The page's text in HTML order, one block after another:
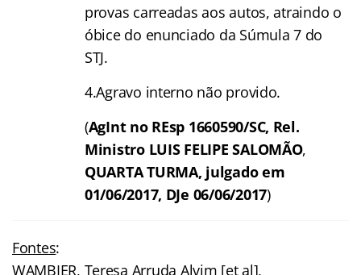
provas carreadas aos autos, atraindo o
óbice do enunciado da Súmula 7 do
STJ.
4.Agravo interno não provido.
(AgInt no REsp 1660590/SC, Rel.
Ministro LUIS FELIPE SALOMÃO,
QUARTA TURMA, julgado em
01/06/2017, DJe 06/06/2017)
Fontes:
WAMBIER, Teresa Arruda Alvim [et al],